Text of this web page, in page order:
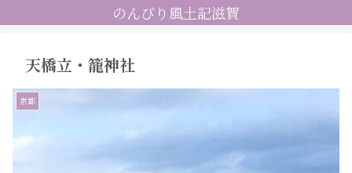
のんびり風土記滋賀
天橋立・籠神社
京都